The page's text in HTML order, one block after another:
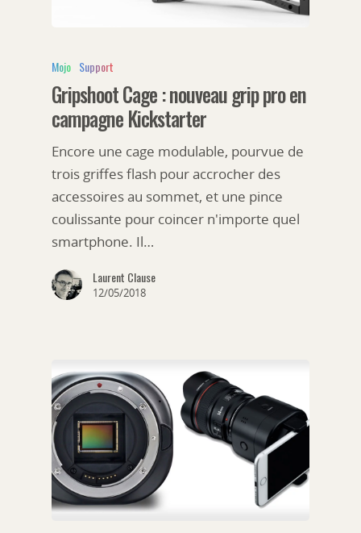
Mojo Support
Gripshoot Cage : nouveau grip pro en
campagne Kickstarter
Encore une cage modulable, pourvue de
trois griffes flash pour accrocher des
accessoires au sommet, et une pince
coulissante pour coincer n'importe quel
smartphone. Il…
Laurent Clause
12/05/2018